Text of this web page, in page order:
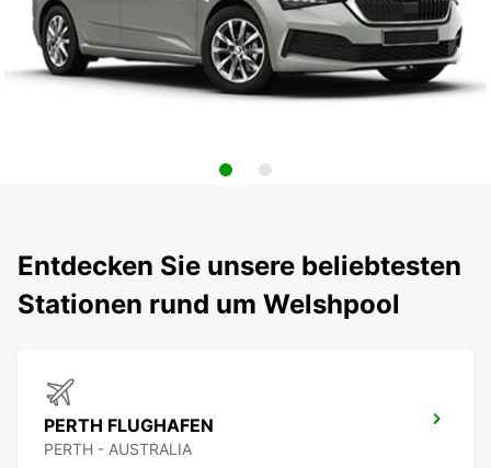
Entdecken Sie unsere beliebtesten
Stationen rund um Welshpool
PERTH FLUGHAFEN
PERTH - AUSTRALIA